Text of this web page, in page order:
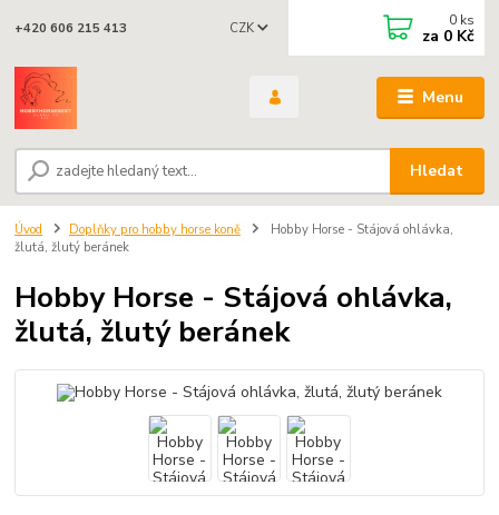
Menu
CZK
Hledat
+420 606 215 413 0 ks
za 0 Kč
Úvod Doplňky pro hobby horse koně
Hobby Horse - Stájová ohlávka,
žlutá, žlutý beránek
Hobby Horse - Stájová ohlávka,
žlutá, žlutý beránek